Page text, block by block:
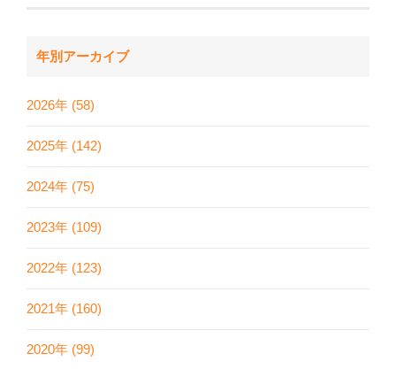
年別アーカイブ
2026年 (58)
2025年 (142)
2024年 (75)
2023年 (109)
2022年 (123)
2021年 (160)
2020年 (99)